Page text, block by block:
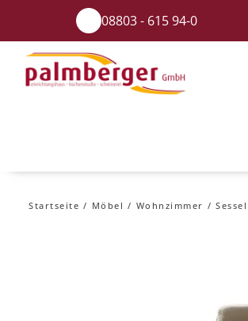
08803 - 615 94-0
Startseite Möbel Wohnzimmer Sessel